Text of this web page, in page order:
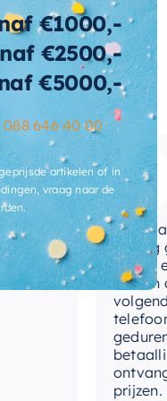
Gebogen
Mat zwart
40 cm
40 cm
150 cm
70 cm
Messing
Brauer
Vandaag
prettig
Avond
had en dat
volgende
betaallink.
ontvangen
prijzen.
€1000,-
€2500,-
€5000,-
088 646 40 00
artikelen of in
vraag naar de